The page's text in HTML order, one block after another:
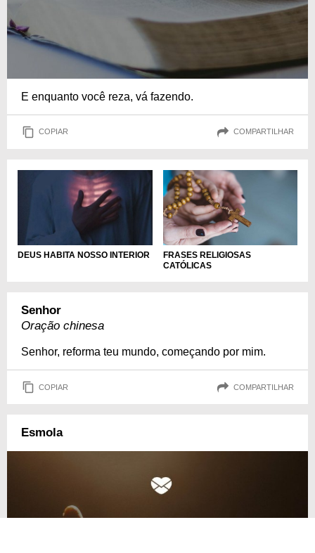
E enquanto você reza, vá fazendo.
COPIAR COMPARTILHAR
DEUS HABITA NOSSO INTERIOR
FRASES RELIGIOSAS
CATÓLICAS
Senhor
Oração chinesa
Senhor, reforma teu mundo, começando por mim.
COPIAR COMPARTILHAR
Esmola